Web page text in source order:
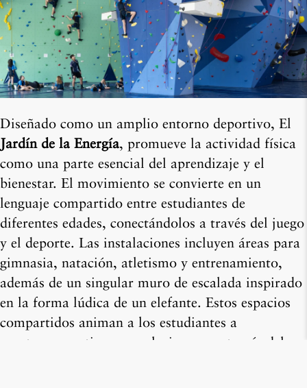
Diseñado como un amplio entorno deportivo, El
Jardín de la Energía, promueve la actividad física
como una parte esencial del aprendizaje y el
bienestar. El movimiento se convierte en un
lenguaje compartido entre estudiantes de
diferentes edades, conectándolos a través del juego
y el deporte. Las instalaciones incluyen áreas para
gimnasia, natación, atletismo y entrenamiento,
además de un singular muro de escalada inspirado
en la forma lúdica de un elefante. Estos espacios
compartidos animan a los estudiantes a
mantenerse activos y a relacionarse a través del